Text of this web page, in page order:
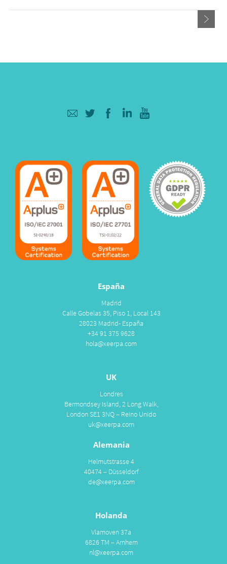
España
Madrid
Calle Gobelas 35, Piso 1, Local 143
28023 Madrid- España
+34 91 375 9628
hola@xeerpa.com
UK
Londres
Bermondsey Island, 2 Long Walk,
London SE1 3NQ – Reino Unido
uk@xeerpa.com
Alemania
Helmutstrasse 4
40474 – Düsseldorf
de@xeerpa.com
Holanda
Vlamoven 37a
6826 TM – Arnhem
nl@xeerpa.com